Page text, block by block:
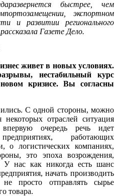
развернется быстрее, чем
экспортном
и развитии регионального
Газете Дело.
живет в новых условиях.
нестабильный курс
кризисе. Вы согласны
С одной стороны, можно
некоторых отраслей ситуация
очередь речь идет
работающих
о логистических компаниях,
это эпоха возрождения,
У нас как никогда есть шанс
начать производить
просто отправлять сырье
товара.